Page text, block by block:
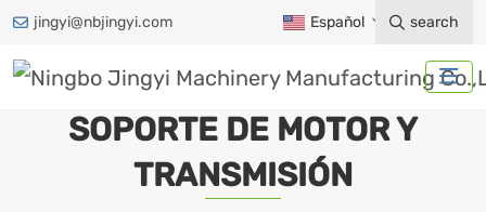
jingyi@nbjingyi.com Español search
SOPORTE DE MOTOR Y
TRANSMISIÓN